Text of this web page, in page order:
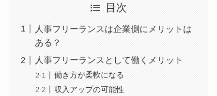
目次
人事フリーランスは企業側にメリットは
ある？
人事フリーランスとして働くメリット
働き方が柔軟になる
収入アップの可能性